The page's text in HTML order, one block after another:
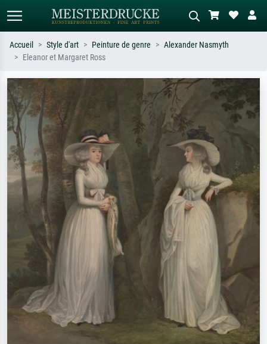
Recherchez par artiste, titre ou style –
ex. Monet, Nuit étoilée,
impressionnisme, vague de Hokusai,
nu.
Décrivez la scène – ex. prairie verte,
abstrait avec beaucoup de rouge,
tableau sombre, nu debout près d'un
arbre.
Accueil Style d'art Peinture de genre
Alexander Nasmyth
Eleanor et Margaret Ross